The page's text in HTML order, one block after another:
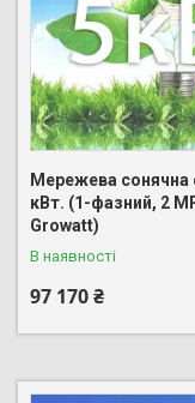
Мережева сонячна
кВт. (1-фазний, 2
Growatt)
В наявності
97 170 ₴